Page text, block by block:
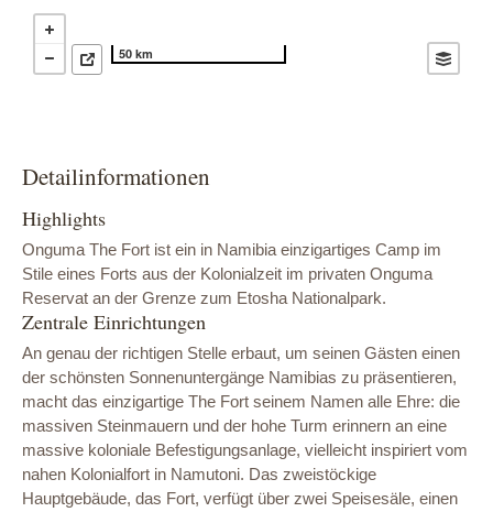
50 km
Detailinformationen
Highlights
Onguma The Fort ist ein in Namibia einzigartiges Camp im
Stile eines Forts aus der Kolonialzeit im privaten Onguma
Reservat an der Grenze zum Etosha Nationalpark.
Zentrale Einrichtungen
An genau der richtigen Stelle erbaut, um seinen Gästen einen
der schönsten Sonnenuntergänge Namibias zu präsentieren,
macht das einzigartige The Fort seinem Namen alle Ehre: die
massiven Steinmauern und der hohe Turm erinnern an eine
massive koloniale Befestigungsanlage, vielleicht inspiriert vom
nahen Kolonialfort in Namutoni. Das zweistöckige
Hauptgebäude, das Fort, verfügt über zwei Speisesäle, einen